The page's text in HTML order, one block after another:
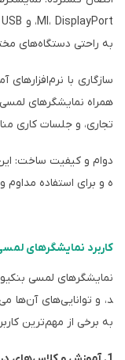
به راحتی دستگاه‌های
سازگاری با نرم‌افزارهای
همراه نمایشگرهای
تجاری، و جلسات کاری
دوام و کیفیت ساخت:
ه و برای استفاده
کاربرد نمایشگرهای لمسی
نمایشگرهای لمسی بنکیو
د، و توانایی‌های آن‌ها
به برخی از مهم‌ترین